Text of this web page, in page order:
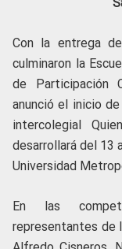
Con la entrega
culminaron la
de Participación
anunció el inicio
intercolegial
desarrollará del 13
Universidad
En las
representantes de